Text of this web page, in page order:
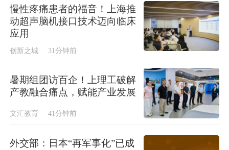
慢性疼痛患者的福音！上海推
动超声脑机接口技术迈向临床
应用
创新之城 31分钟前
暑期组团访百企！上理工破解
产教融合痛点，赋能产业发展
文汇教育 41分钟前
外交部：日本“再军事化”已成